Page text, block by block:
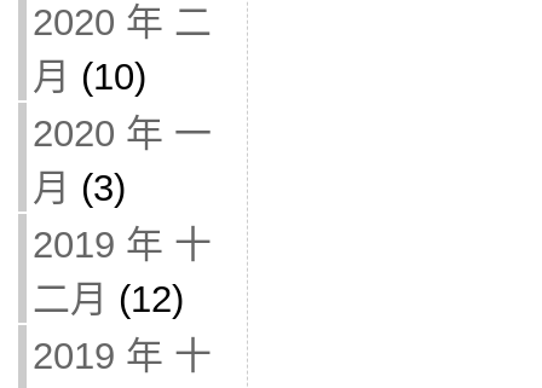
2020 年 二
月 (10)
2020 年 一
月 (3)
2019 年 十
二月 (12)
2019 年 十